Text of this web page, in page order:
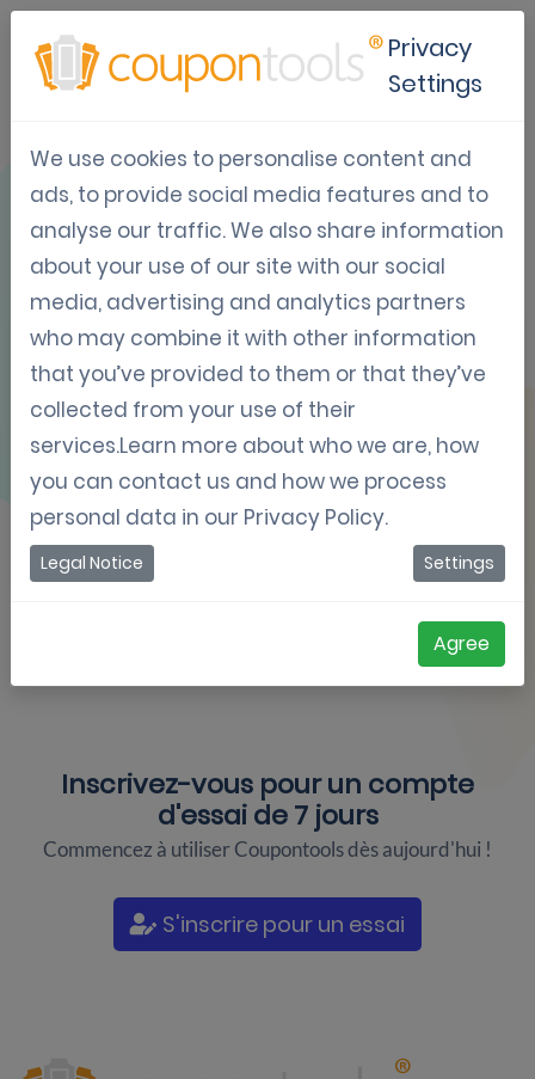
VUE D'ENSEMBLE
Facebook
Require users to share your Coupon on
Facebook before they may claim the
Coupon.
Inscrivez-vous pour un compte
d'essai de 7 jours
Commencez à utiliser Coupontools dès aujourd'hui !
S'inscrire pour un essai
Privacy
Settings
We use cookies to personalise content and
ads, to provide social media features and to
analyse our traffic. We also share information
about your use of our site with our social
media, advertising and analytics partners
who may combine it with other information
that you’ve provided to them or that they’ve
collected from your use of their
services.Learn more about who we are, how
you can contact us and how we process
personal data in our Privacy Policy.
Legal Notice Settings
Agree